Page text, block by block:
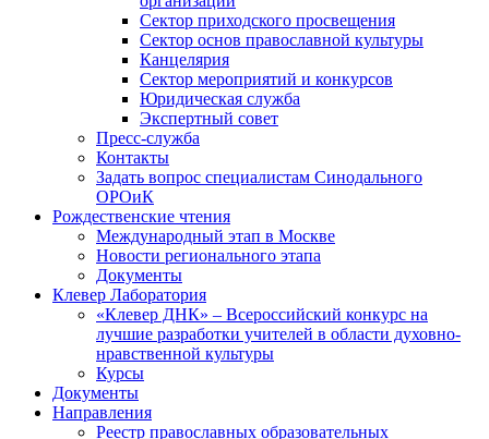
Сектор приходского просвещения
Сектор основ православной культуры
Канцелярия
Сектор мероприятий и конкурсов
Юридическая служба
Экспертный совет
Пресс-служба
Контакты
Задать вопрос специалистам Синодального
ОРОиК
Рождественские чтения
Международный этап в Москве
Новости регионального этапа
Документы
Клевер Лаборатория
«Клевер ДНК» – Всероссийский конкурс на
лучшие разработки учителей в области духовно-
нравственной культуры
Курсы
Документы
Направления
Реестр православных образовательных